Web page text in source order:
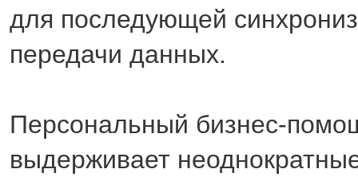
для последующей
передачи данных.
Персональный бизнес-
выдерживает